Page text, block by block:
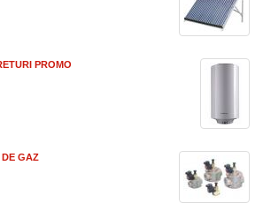
PROMO
DE GAZ